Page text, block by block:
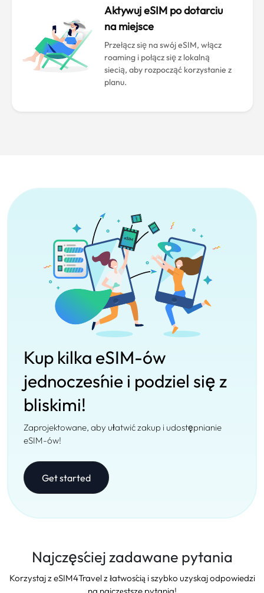
Aktywuj eSIM po dotarciu
na miejsce
Przełącz się na swój eSIM, włącz
roaming i połącz się z lokalną
siecią, aby rozpocząć korzystanie z
planu.
Kup kilka eSIM-ów
jednocześnie i podziel się z
bliskimi!
Zaprojektowane, aby ułatwić zakup i udostępnianie
eSIM-ów!
Get started
Najczęściej zadawane pytania
Korzystaj z eSIM4Travel z łatwością i szybko uzyskaj odpowiedzi